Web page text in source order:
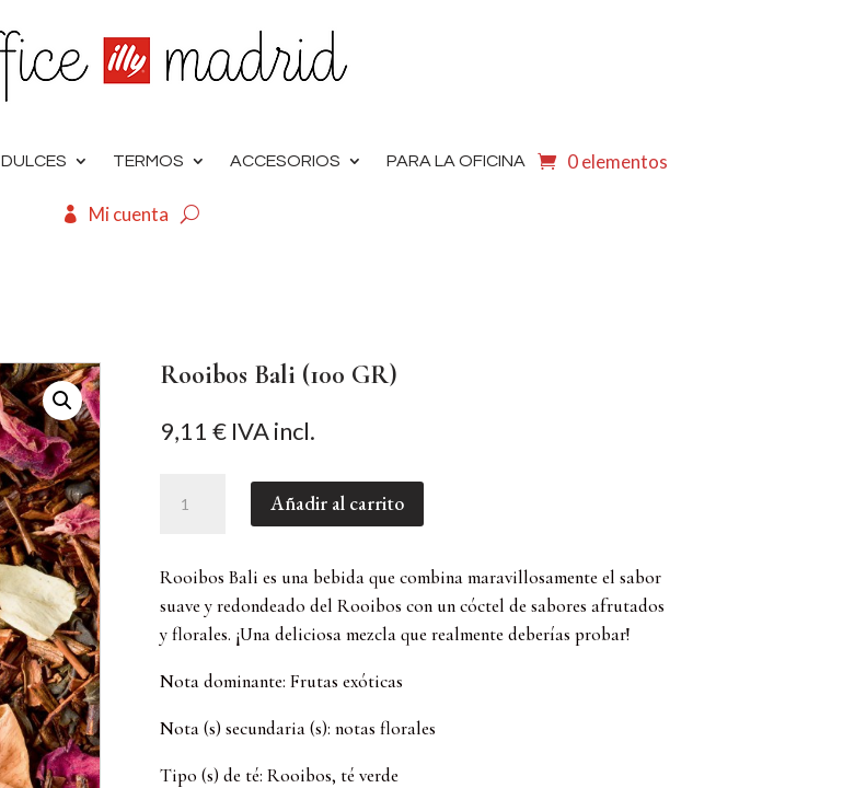
DULCES TERMOS ACCESORIOS PARA LA OFICINA 0 elementos
Mi cuenta
Rooibos Bali (100 GR)
9,11 € IVA incl.
Bali
cantidad
Añadir al carrito
Rooibos Bali es una bebida que combina maravillosamente el sabor
suave y redondeado del Rooibos con un cóctel de sabores afrutados
y florales. ¡Una deliciosa mezcla que realmente deberías probar!
Nota dominante: Frutas exóticas
Nota (s) secundaria (s): notas florales
Tipo (s) de té: Rooibos, té verde